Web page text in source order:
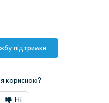
підтримки
корисною?
Ні